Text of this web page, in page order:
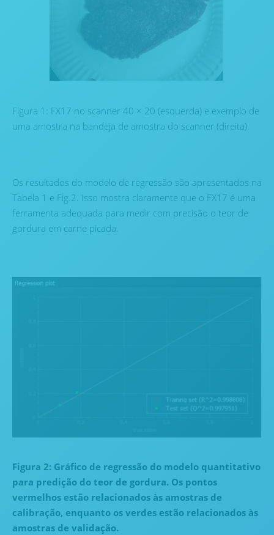
Figura 1: FX17 no scanner 40 × 20 (esquerda) e exemplo de
uma amostra na bandeja de amostra do scanner (direita).
Os resultados do modelo de regressão são apresentados na
Tabela 1 e Fig.2. Isso mostra claramente que o FX17 é uma
ferramenta adequada para medir com precisão o teor de
gordura em carne picada.
Figura 2: Gráfico de regressão do modelo quantitativo
para predição do teor de gordura. Os pontos
vermelhos estão relacionados às amostras de
calibração, enquanto os verdes estão relacionados às
amostras de validação.